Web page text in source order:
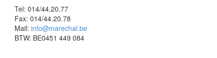
Tel: 014/44.20.77
Fax: 014/44.20.78
Mail: info@marechal.be
BTW: BE0451 449 084